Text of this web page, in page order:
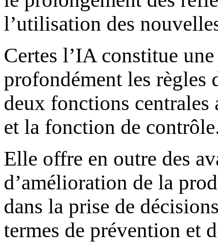
l’utilisation des
Certes l’IA constitue
profondément les règles
deux fonctions centrales
et la fonction de
Elle offre en outre des
d’amélioration de la
dans la prise de
termes de prévention et